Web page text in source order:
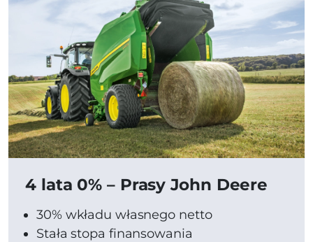
4 lata 0% – Prasy John Deere
30% wkładu własnego netto
Stała stopa finansowania